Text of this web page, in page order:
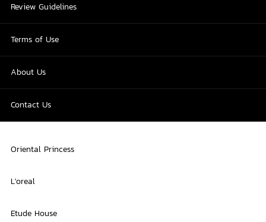
Review Guidelines
Terms of Use
About Us
Contact Us
Oriental Princess
L'oreal
Etude House